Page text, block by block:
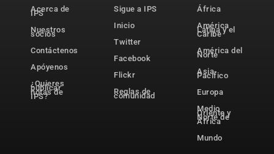
Acerca de
IPS
Nuestros
socios
Contáctenos
Apóyenos
¿Quieres
publicar
notas de
IPS?
Sigue a IPS
Inicio
Twitter
Facebook
Flickr
Reglas de
comunidad
África
América
Latina y el
Caribe
América del
Norte
Asia-
Pacífico
Europa
Medio
Oriente y
Norte de
África
Mundo